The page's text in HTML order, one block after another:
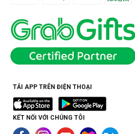
TẢI APP TRÊN ĐIỆN THOẠI
KẾT NỐI VỚI CHÚNG TÔI